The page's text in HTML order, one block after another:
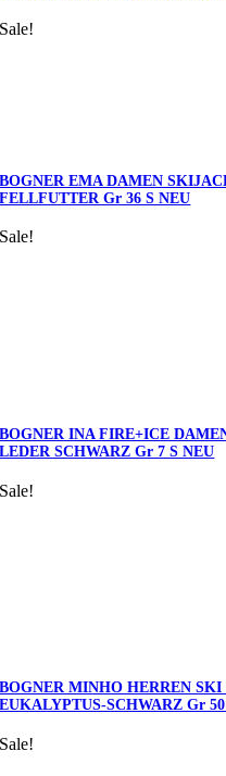
Sale!
BOGNER EMA DAMEN
FELLFUTTER Gr 36 S NEU
Sale!
BOGNER INA FIRE+ICE
LEDER SCHWARZ Gr 7 S NEU
Sale!
BOGNER MINHO HERREN
EUKALYPTUS-SCHWARZ Gr
Sale!